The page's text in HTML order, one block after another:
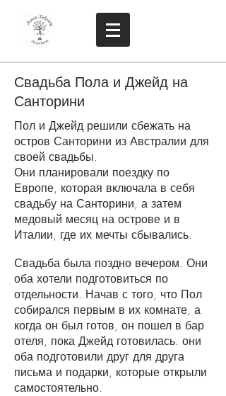
Свадьба Пола и Джейд на
Санторини
Пол и Джейд решили сбежать на
остров Санторини из Австралии для
своей свадьбы.
Они планировали поездку по
Европе, которая включала в себя
свадьбу на Санторини, а затем
медовый месяц на острове и в
Италии, где их мечты сбывались.
Свадьба была поздно вечером. Они
оба хотели подготовиться по
отдельности. Начав с того, что Пол
собирался первым в их комнате, а
когда он был готов, он пошел в бар
отеля, пока Джейд готовилась. они
оба подготовили друг для друга
письма и подарки, которые открыли
самостоятельно.